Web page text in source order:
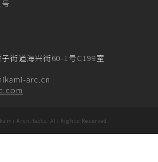
街道海兴街60-1号C199室
arc.cn
Architects. All Rights Reserved.